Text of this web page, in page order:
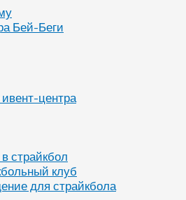
центра
страйкбол
клуб
для страйкбола